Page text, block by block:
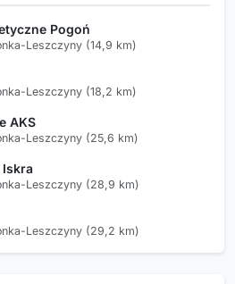
Pogoń
Leszczyny (14,9 km)
Leszczyny (18,2 km)
AKS
Leszczyny (25,6 km)
Leszczyny (28,9 km)
Leszczyny (29,2 km)